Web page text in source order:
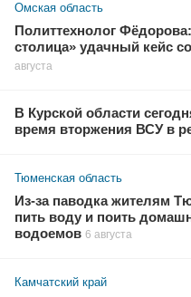
Омская область
Политтехнолог
столица» удачный кейс
августа
В Курской области
время вторжения ВСУ в
Тюменская область
Из-за паводка жителям
пить воду и поить
водоемов 6 августа
Камчатский край